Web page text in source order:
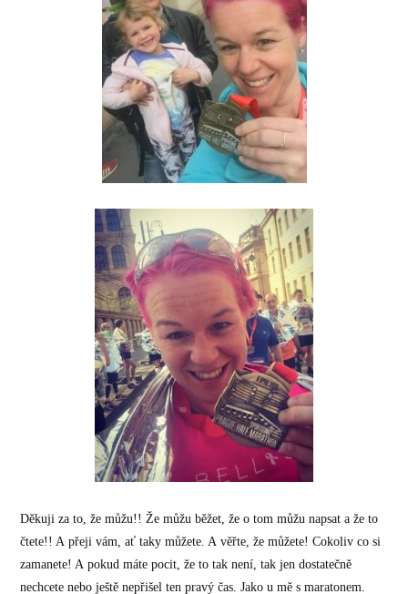
Děkuji za to, že můžu!! Že můžu běžet, že o tom můžu napsat a že to
čtete!! A přeji vám, ať taky můžete. A věřte, že můžete! Cokoliv co si
zamanete! A pokud máte pocit, že to tak není, tak jen dostatečně
nechcete nebo ještě nepřišel ten pravý čas. Jako u mě s maratonem.